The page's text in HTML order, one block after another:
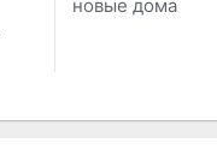
новые дома